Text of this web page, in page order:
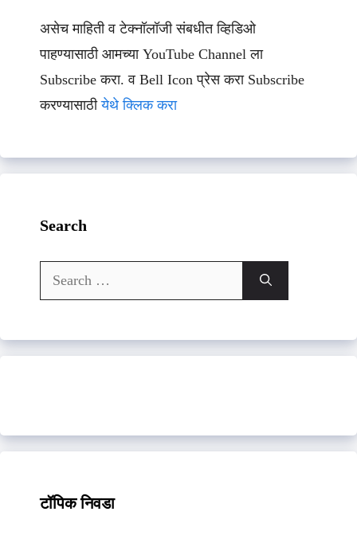
असेच माहिती व टेक्नॉलॉजी संबधीत व्हिडिओ
पाहण्यासाठी आमच्या YouTube Channel ला
Subscribe करा. व Bell Icon प्रेस करा Subscribe
करण्यासाठीयेथे क्लिक करा
Search
Search
for:
टॉपिक निवडा